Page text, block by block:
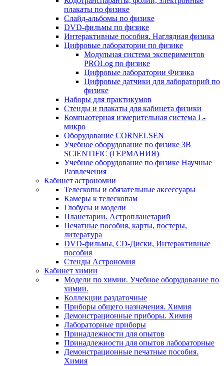
плакаты по физике
Слайд-альбомы по физике
DVD-фильмы по физике
Интерактивные пособия. Наглядная физика
Цифровые лаборатории по физике
Модульная система экспериментов
PROLog по физике
Цифровые лаборатории Физика
Цифровые датчики для лабораторий по
физике
Наборы для практикумов
Стенды и плакаты для кабинета физики
Компьютерная измерительная система L-
микро
Оборудование CORNELSEN
Учебное оборудование по физике 3B
SCIENTIFIC (ГЕРМАНИЯ)
Учебное оборудование по физике Научные
Развлечения
Кабинет астрономии
Телескопы и обязательные аксессуары
Камеры к телескопам
Глобусы и модели
Планетарии. Астропланетарий
Печатные пособия, карты, постеры,
литература
DVD-фильмы, CD-Диски, Интерактивные
пособия
Стенды Астрономия
Кабинет химии
Модели по химии. Учебное оборудование по
химии.
Коллекции раздаточные
Приборы общего назначения. Химия
Демонстрационные приборы. Химия
Лабораторные приборы
Принадлежности для опытов
Принадлежности для опытов лабораторные
Демонстрационные печатные пособия.
Химия